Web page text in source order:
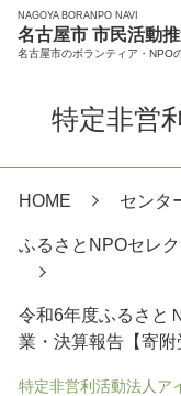
NAGOYA BORANPO NAVI
名古屋市 市民活動
名古屋市のボランティア・NPO
特定非営
HOME センタ
ふるさとNPOセレ
令和6年度ふるさと
業・決算報告【寄附
特定非営利活動法人ア